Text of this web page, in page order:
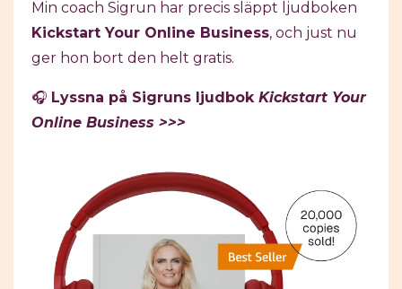
Min coach Sigrun har precis släppt ljudboken
Kickstart Your Online Business, och just nu
ger hon bort den helt gratis.
🎧 Lyssna på Sigruns ljudbok Kickstart Your
Online Business >>>